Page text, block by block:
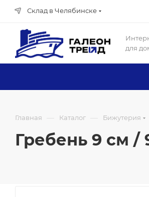
Склад в Челябинске
для
Главная — Каталог — Бижутерия
Гребень 9 см /